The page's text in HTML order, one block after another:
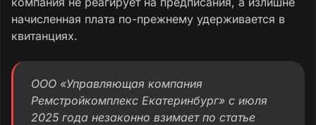
начисленная плата по-прежнему удерживается в
квитанциях.
ООО «Управляющая компания
Ремстройкомплекс Екатеринбург» с июля
2025 года незаконно взимает по статье